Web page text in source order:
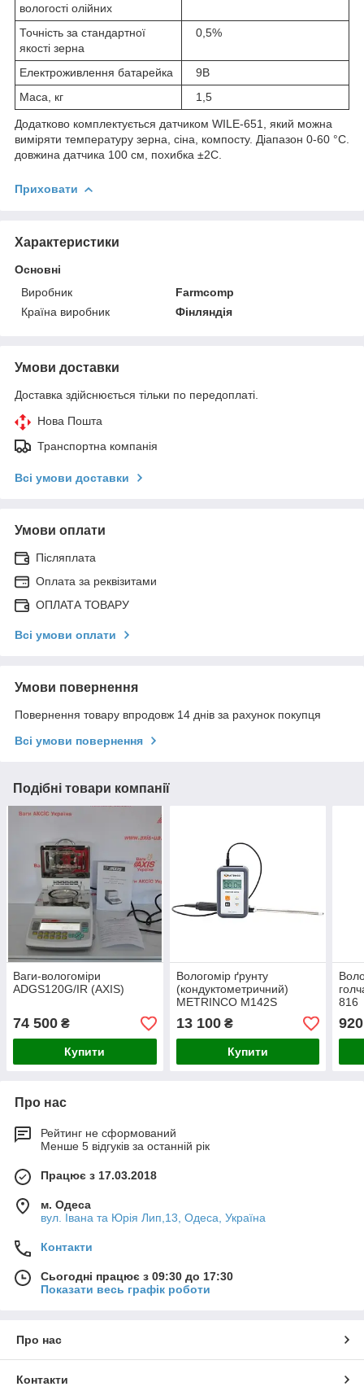
вологості олійних
Точність за стандартної
якості зерна
0,5%
Електроживлення батарейка
9В
Маса, кг
1,5
Додатково комплектується датчиком WILE-651, який можна
виміряти температуру зерна, сіна, компосту. Діапазон 0-60 °C.
довжина датчика 100 см, похибка ±2С.
Приховати
Характеристики
Основні
Виробник
Farmcomp
Країна виробник
Фінляндія
Умови доставки
Доставка здійснюється тільки по передоплаті.
Нова Пошта
Транспортна компанія
Всі умови доставки
Умови оплати
Післяплата
Оплата за реквізитами
ОПЛАТА ТОВАРУ
Всі умови оплати
Умови повернення
Повернення товару впродовж 14 днів за рахунок покупця
Всі умови повернення
Подібні товари компанії
Ваги-вологоміри
ADGS120G/IR (AXIS)
74 500 ₴
Купити
Вологомір ґрунту
(кондуктометричний)
METRINCO M142S
13 100₴
Купити
816
920
Про нас
Рейтинг не сформований
Менше 5 відгуків за останній рік
Працює з 17.03.2018
м. Одеса
вул. Івана та Юрія Лип,13, Одеса, Україна
Контакти
Сьогодні працює з 09:30 до 17:30
Показати весь графік роботи
Про нас
Контакти